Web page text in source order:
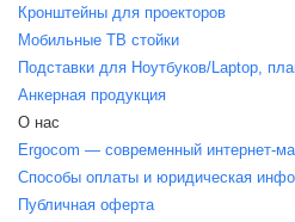
Кронштейны для проекторов
Мобильные ТВ стойки
Подставки для Ноутбуков/Laptop,
Анкерная продукция
О нас
Ergocom — современный интернет-
Способы оплаты и юридическая
Публичная оферта